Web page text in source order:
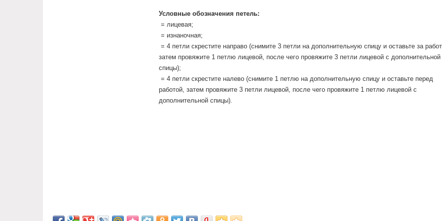
Условные обозначения петель:
= лицевая;
= изнаночная;
= 4 петли скрестите направо (снимите 3 петли на дополнительную спицу и оставьте за
затем провяжите 1 петлю лицевой, после чего провяжите 3 петли лицевой с дополнительной
спицы);
= 4 петли скрестите налево (снимите 1 петлю на дополнительную спицу и оставьте перед
работой, затем провяжите 3 петли лицевой, после чего провяжите 1 петлю лицевой с
дополнительной спицы).